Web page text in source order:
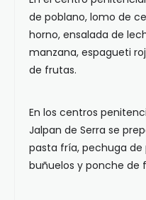
de poblano, lomo de
horno, ensalada de
manzana, espagueti
de frutas.
En los centros
Jalpan de Serra se
pasta fría, pechuga de
buñuelos y ponche de